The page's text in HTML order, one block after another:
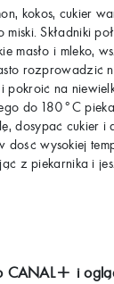
kokos, cukier
miski. Składniki
masło i mleko,
rozprowadzić
pokroić na
do 180°C
dosypać cukier i
dość wysokiej
z piekarnika i
CANAL+ i